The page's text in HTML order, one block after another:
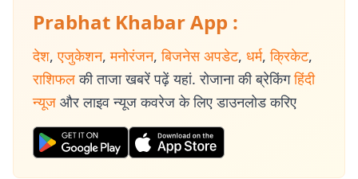
Prabhat Khabar App :
देश, एजुकेशन, मनोरंजन, बिजनेस अपडेट, धर्म, क्रिकेट,
राशिफल की ताजा खबरें पढ़ें यहां. रोजाना की ब्रेकिंग हिंदी
न्यूज और लाइव न्यूज कवरेज के लिए डाउनलोड करिए